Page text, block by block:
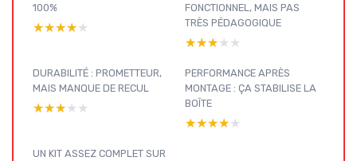
100%
★★★★★
★★★★★
FONCTIONNEL, MAIS PAS
TRÈS PÉDAGOGIQUE
★★★★★
★★★★★
DURABILITÉ : PROMETTEUR,
MAIS MANQUE DE RECUL
★★★★★
★★★★★
PERFORMANCE APRÈS
MONTAGE : ÇA STABILISE LA
BOÎTE
★★★★★
★★★★★
UN KIT ASSEZ COMPLET SUR